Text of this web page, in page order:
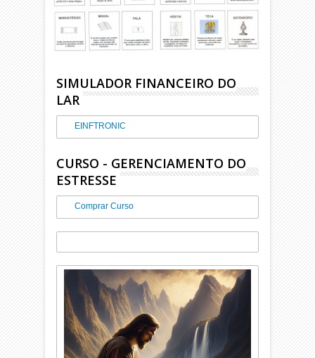
SIMULADOR FINANCEIRO DO
LAR
EINFTRONIC
CURSO - GERENCIAMENTO DO
ESTRESSE
Comprar Curso